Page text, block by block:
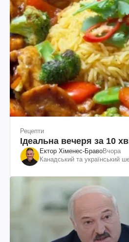
Рецепти
Ідеальна вечеря за 10
Ектор Хіменес-БравоВчора
Канадський та український